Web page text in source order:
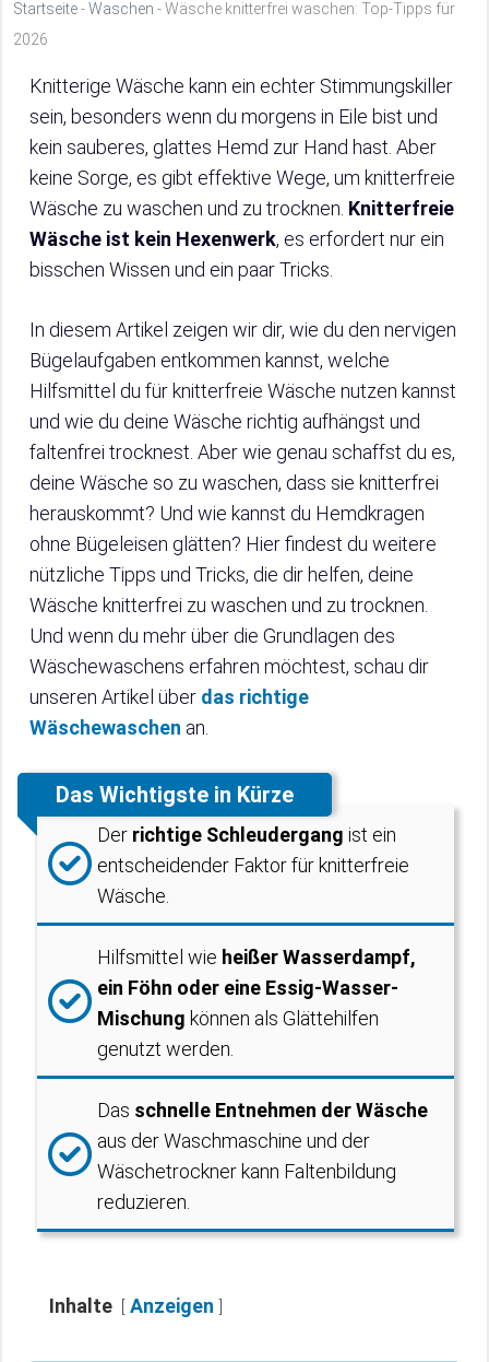
Startseite-Waschen -Wäsche knitterfrei waschen: Top-Tipps für
2026
Knitterige Wäsche kann ein echter Stimmungskiller
sein, besonders wenn du morgens in Eile bist und
kein sauberes, glattes Hemd zur Hand hast. Aber
keine Sorge, es gibt effektive Wege, um knitterfreie
Wäsche zu waschen und zu trocknen. Knitterfreie
Wäsche ist kein Hexenwerk, es erfordert nur ein
bisschen Wissen und ein paar Tricks.
In diesem Artikel zeigen wir dir, wie du den nervigen
Bügelaufgaben entkommen kannst, welche
Hilfsmittel du für knitterfreie Wäsche nutzen kannst
und wie du deine Wäsche richtig aufhängst und
faltenfrei trocknest. Aber wie genau schaffst du es,
deine Wäsche so zu waschen, dass sie knitterfrei
herauskommt? Und wie kannst du Hemdkragen
ohne Bügeleisen glätten? Hier findest du weitere
nützliche Tipps und Tricks, die dir helfen, deine
Wäsche knitterfrei zu waschen und zu trocknen.
Und wenn du mehr über die Grundlagen des
Wäschewaschens erfahren möchtest, schau dir
unseren Artikel über das richtige
Wäschewaschen an.
Das Wichtigste in Kürze
Der richtige Schleudergang ist ein
entscheidender Faktor für knitterfreie
Wäsche.
Hilfsmittel wie heißer Wasserdampf,
ein Föhn oder eine Essig-Wasser-
Mischung können als Glättehilfen
genutzt werden.
Das schnelle Entnehmen der Wäsche
aus der Waschmaschine und der
Wäschetrockner kann Faltenbildung
reduzieren.
Inhalte Anzeigen